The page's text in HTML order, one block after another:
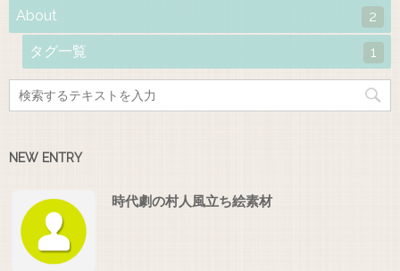
About 2
タグ一覧 1
NEW ENTRY
時代劇の村人風立ち絵素材